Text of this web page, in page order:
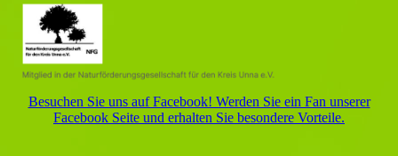
Besuchen Sie uns auf Facebook! Werden Sie ein Fan unserer
Facebook Seite und erhalten Sie besondere Vorteile.